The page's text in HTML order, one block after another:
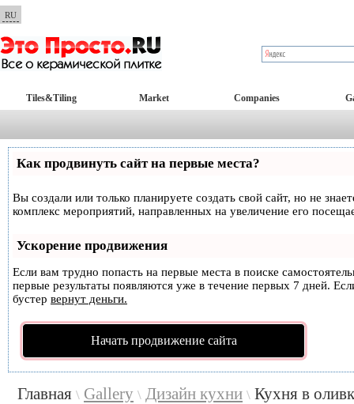
RU
Tiles&Tiling Market Companies
Как продвинуть сайт на первые места?
Вы создали или только планируете создать свой сайт, но не
комплекс мероприятий, направленных на увеличение его
Ускорение продвижения
Если вам трудно попасть на первые места в поиске
первые результаты появляются уже в течение первых 7 дней.
бустер вернут деньги.
Начать продвижение сайта
Главная \ Gallery \ Дизайн кухни \ Кухня в